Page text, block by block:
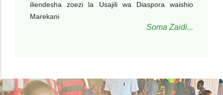
iliendesha zoezi la Usajili wa Diaspora waishio
Marekani
Soma Zaidi...